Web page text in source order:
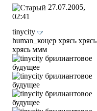
27.07.2005,
02:41
tinycity
human_коцер хрясь хрясь
хрясь ммм